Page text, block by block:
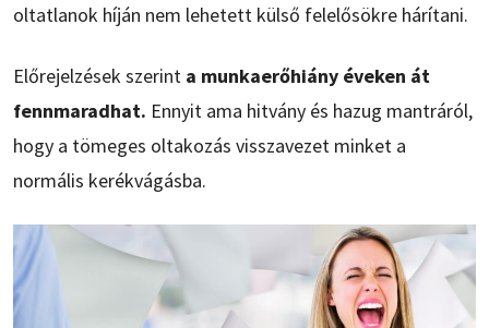
oltatlanok híján nem lehetett külső felelősökre hárítani.
Előrejelzések szerint a munkaerőhiány éveken át
fennmaradhat. Ennyit ama hitvány és hazug mantráról,
hogy a tömeges oltakozás visszavezet minket a
normális kerékvágásba.